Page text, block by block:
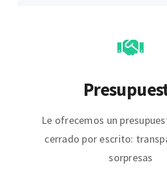
Le ofrecemos un
cerrado por escrito:
sorpresas